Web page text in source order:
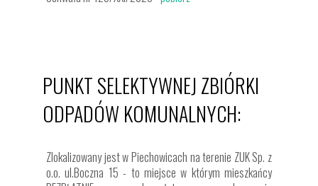
PUNKT SELEKTYWNEJ ZBIÓRKI
ODPADÓW KOMUNALNYCH:
Zlokalizowany jest w Piechowicach na terenie ZUK Sp. z
o.o. ul.Boczna 15 - to miejsce w którym mieszkańcy